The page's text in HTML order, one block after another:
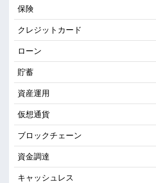
保険
クレジットカード
ローン
貯蓄
資産運用
仮想通貨
ブロックチェーン
資金調達
キャッシュレス